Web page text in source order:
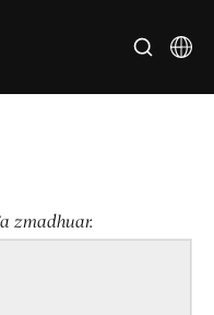
zmadhuar.